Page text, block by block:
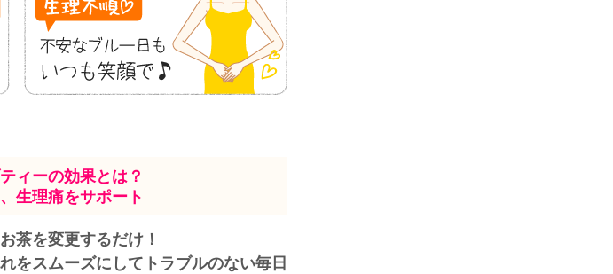
ィーの効果とは？
生理痛をサポート
茶を変更するだけ！
をスムーズにしてトラブルのない毎日